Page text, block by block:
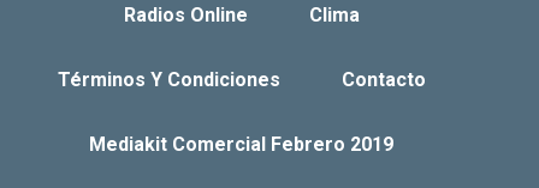
Radios Online Clima
Términos Y Condiciones Contacto
Mediakit Comercial Febrero 2019